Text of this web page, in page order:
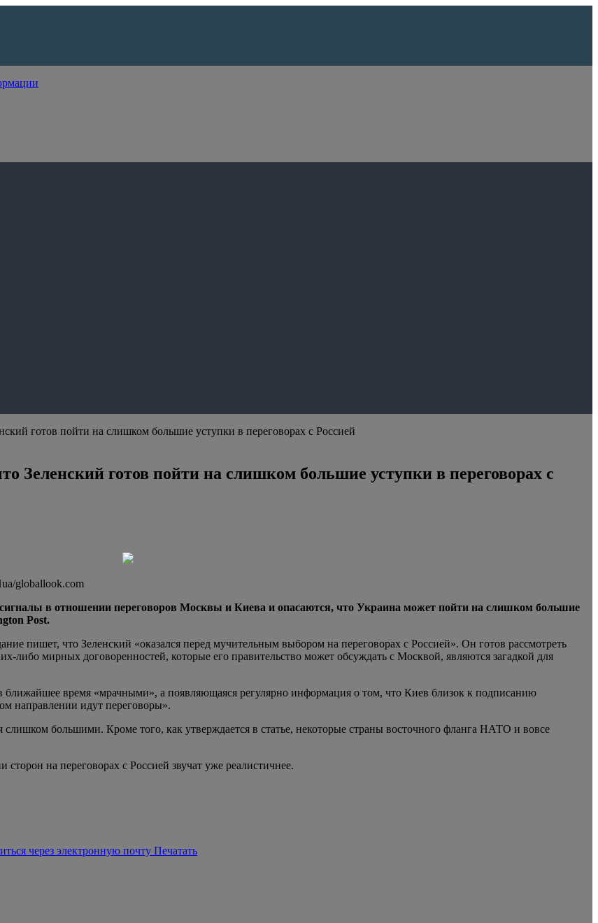
готов пойти на слишком большие уступки в переговорах с Россией
Зеленский готов пойти на слишком большие уступки в переговорах с
globallook.com
в отношении переговоров Москвы и Киева и опасаются, что Украина может пойти на слишком большие
Post.
пишет, что Зеленский «оказался перед мучительным выбором на переговорах с Россией». Он готов рассмотреть
либо мирных договоренностей, которые его правительство может обсуждать с Москвой, являются загадкой для
время «мрачными», а появляющаяся регулярно информация о том, что Киев близок к подписанию
направлении идут переговоры».
слишком большими. Кроме того, как утверждается в статье, некоторые страны восточного фланга НАТО и вовсе
на переговорах с Россией звучат уже реалистичнее.
через электронную почту Печатать